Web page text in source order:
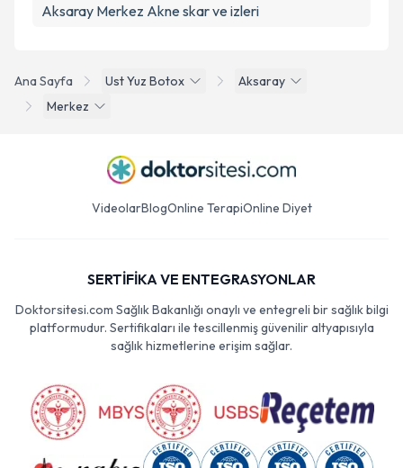
Ana Sayfa Ust Yuz Botox
Aksaray
Merkez
Aksaray Merkez Akne skar ve izleri
VideolarBlogOnline TerapiOnline Diyet
SERTİFİKA VE ENTEGRASYONLAR
Doktorsitesi.com Sağlık Bakanlığı onaylı ve entegreli bir sağlık bilgi
platformudur. Sertifikaları ile tescillenmiş güvenilir altyapısıyla
sağlık hizmetlerine erişim sağlar.